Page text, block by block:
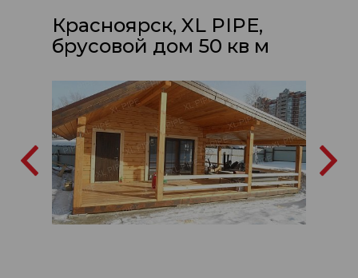
Красноярск, XL PIPE,
брусовой дом 50 кв м